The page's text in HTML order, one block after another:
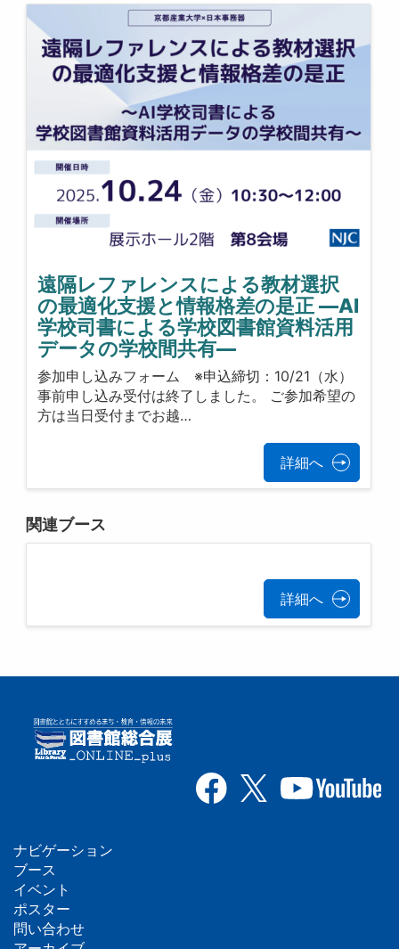
遠隔レファレンスによる教材選択
の最適化支援と情報格差の是正 ―AI
学校司書による学校図書館資料活用
データの学校間共有―
参加申し込みフォーム ※申込締切：10/21（水）
事前申し込み受付は終了しました。 ご参加希望の
方は当日受付までお越…
詳細へ
関連ブース
詳細へ
フ
ッ
ナビゲーション
ブース
イベント
ポスター
問い合わせ